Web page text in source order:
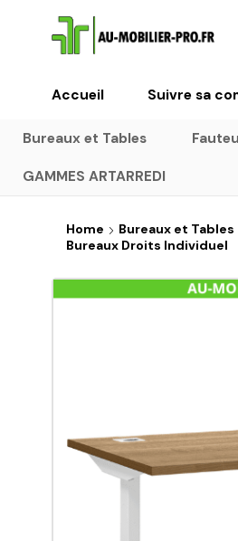
Accueil Suivre sa
Bureaux et Tables
GAMMES ARTARREDI
Home Bureaux et Tables
Bureaux Droits Individuel